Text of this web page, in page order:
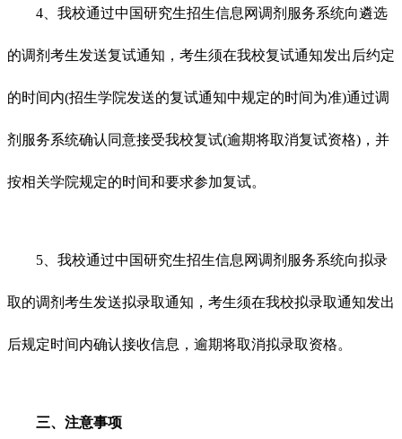
4、我校通过中国研究生招生信息网调剂服务系统向遴选
的调剂考生发送复试通知，考生须在我校复试通知发出后约定
的时间内(招生学院发送的复试通知中规定的时间为准)通过调
剂服务系统确认同意接受我校复试(逾期将取消复试资格)，并
按相关学院规定的时间和要求参加复试。
5、我校通过中国研究生招生信息网调剂服务系统向拟录
取的调剂考生发送拟录取通知，考生须在我校拟录取通知发出
后规定时间内确认接收信息，逾期将取消拟录取资格。
三、注意事项